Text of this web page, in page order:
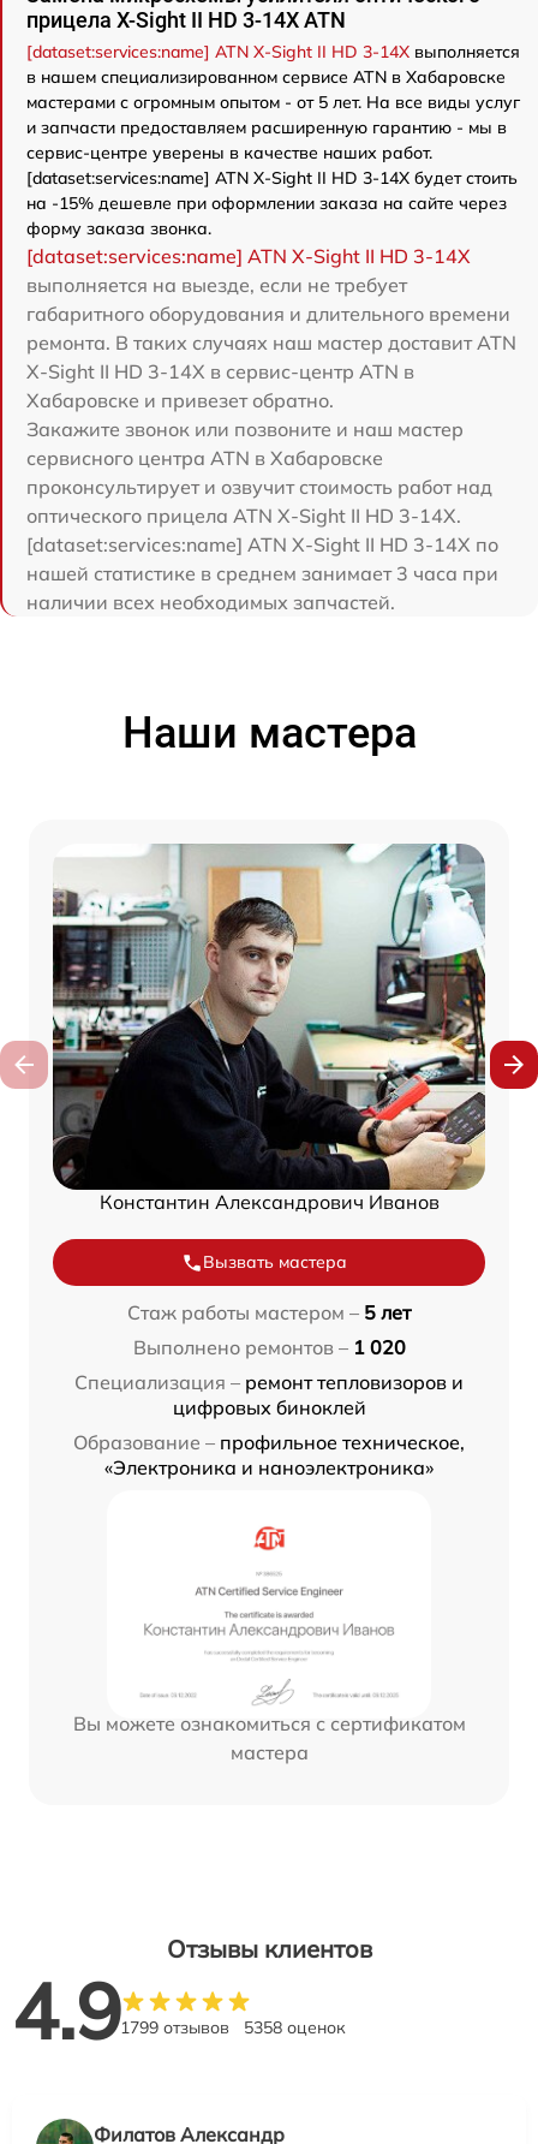
прицела X-Sight II HD 3-14X ATN
[dataset:services:name] ATN X-Sight II HD 3-14X выполняется
в нашем специализированном сервисе ATN в Хабаровске
мастерами с огромным опытом - от 5 лет. На все виды услуг
и запчасти предоставляем расширенную гарантию - мы в
сервис-центре уверены в качестве наших работ.
[dataset:services:name] ATN X-Sight II HD 3-14X будет стоить
на -15% дешевле при оформлении заказа на сайте через
форму заказа звонка.
[dataset:services:name] ATN X-Sight II HD 3-14X
выполняется на выезде, если не требует
габаритного оборудования и длительного времени
ремонта. В таких случаях наш мастер доставит ATN
X-Sight II HD 3-14X в сервис-центр ATN в
Хабаровске и привезет обратно.
Закажите звонок или позвоните и наш мастер
сервисного центра ATN в Хабаровске
проконсультирует и озвучит стоимость работ над
оптического прицела ATN X-Sight II HD 3-14X.
[dataset:services:name] ATN X-Sight II HD 3-14X по
нашей статистике в среднем занимает 3 часа при
наличии всех необходимых запчастей.
Наши мастера
Константин Александрович Иванов
Вызвать мастера
Стаж работы мастером – 5 лет
Выполнено ремонтов – 1 020
Специализация – ремонт тепловизоров и
цифровых биноклей
Образование – профильное техническое,
«Электроника и наноэлектроника»
Вы можете ознакомиться с сертификатом
мастера
Отзывы клиентов
4.91799 отзывов 5358 оценок
Филатов Александр